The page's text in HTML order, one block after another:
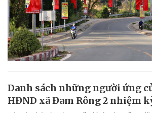
Danh sách những người ứng
HĐND xã Đam Rông 2 nhiệm